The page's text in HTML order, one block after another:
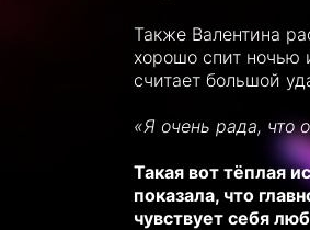
Также Валентина
хорошо спит ночью
считает большой
«Я очень рада, что
Такая вот тёплая
показала, что
чувствует себя